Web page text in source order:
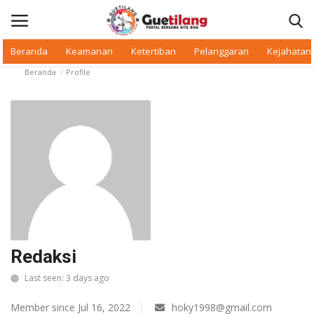
Beranda Keamanan Ketertiban Pelanggaran Kejahatan
Daerah
Makan Bergizi
Warkop Digital
Pelanggaran
Ketertiban
Beranda Profile
Redaksi
Last seen: 3 days ago
Member since Jul 16, 2022 hoky1998@gmail.com